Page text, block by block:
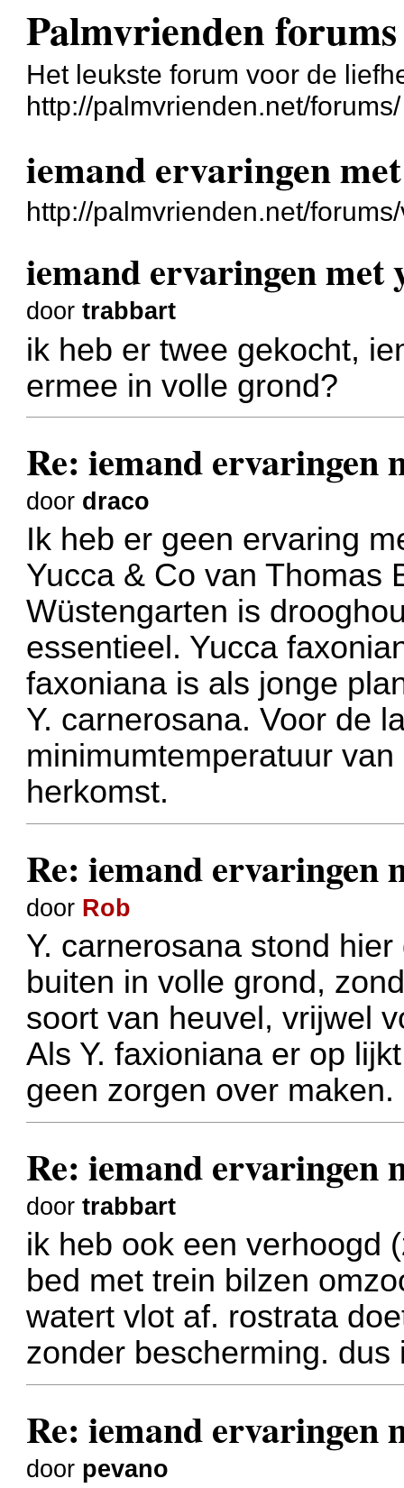
Palmvrienden forums
Het leukste forum voor de
http://palmvrienden.net/forums/
iemand ervaringen
http://palmvrienden.net/
iemand ervaringen
doortrabbart
ik heb er twee gekocht,
ermee in volle grond?
Re: iemand ervaringen
door draco
Ik heb er geen ervaring
Yucca & Co van Thomas
Wüstengarten is
essentieel. Yucca
faxoniana is als jonge
Y. carnerosana. Voor de
minimumtemperatuur
herkomst.
Re: iemand ervaringen
door Rob
Y. carnerosana stond
buiten in volle grond,
soort van heuvel, vrijwel
Als Y. faxioniana er op
geen zorgen over maken.
Re: iemand ervaringen
doortrabbart
ik heb ook een verhoogd
bed met trein bilzen
watert vlot af. rostrata
zonder bescherming.
Re: iemand ervaringen
door pevano